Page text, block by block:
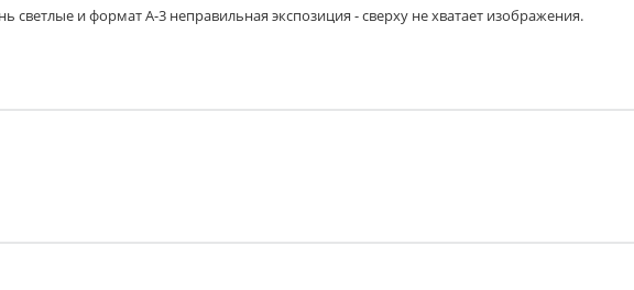
и формат А-3 неправильная экспозиция - сверху не хватает изображения.